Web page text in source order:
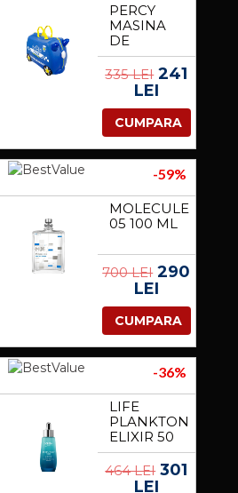
PERCY
MASINA
DE
POLITIE
335 LEI241
LEI
CUMPARA
-59%
MOLECULE
05 100 ML
700 LEI290
LEI
CUMPARA
-36%
LIFE
PLANKTON
ELIXIR 50
ML
464 LEI301
LEI